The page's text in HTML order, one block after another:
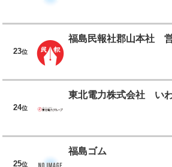
23位
福島民報社郡山本社
24位
東北電力株式会社 い
25位
福島ゴム